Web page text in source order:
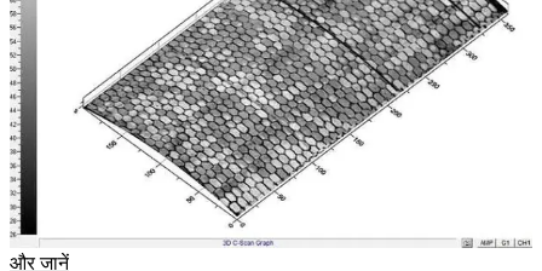
और जानें